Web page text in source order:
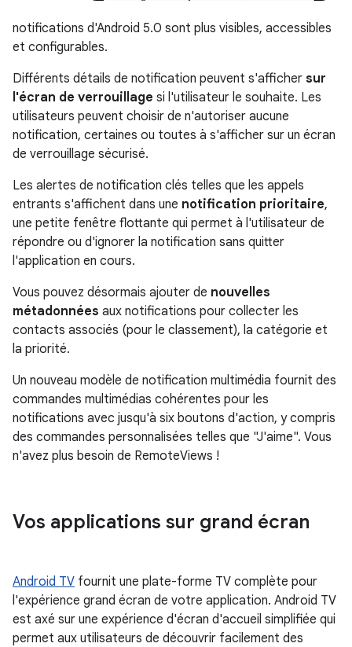
notifications d'Android 5.0 sont plus visibles, accessibles
et configurables.
Différents détails de notification peuvent s'afficher sur
l'écran de verrouillage si l'utilisateur le souhaite. Les
utilisateurs peuvent choisir de n'autoriser aucune
notification, certaines ou toutes à s'afficher sur un écran
de verrouillage sécurisé.
Les alertes de notification clés telles que les appels
entrants s'affichent dans une notification prioritaire,
une petite fenêtre flottante qui permet à l'utilisateur de
répondre ou d'ignorer la notification sans quitter
l'application en cours.
Vous pouvez désormais ajouter de nouvelles
métadonnées aux notifications pour collecter les
contacts associés (pour le classement), la catégorie et
la priorité.
Un nouveau modèle de notification multimédia fournit des
commandes multimédias cohérentes pour les
notifications avec jusqu'à six boutons d'action, y compris
des commandes personnalisées telles que "J'aime". Vous
n'avez plus besoin de RemoteViews !
Vos applications sur grand écran
Android TV fournit une plate-forme TV complète pour
l'expérience grand écran de votre application. Android TV
est axé sur une expérience d'écran d'accueil simplifiée qui
permet aux utilisateurs de découvrir facilement des